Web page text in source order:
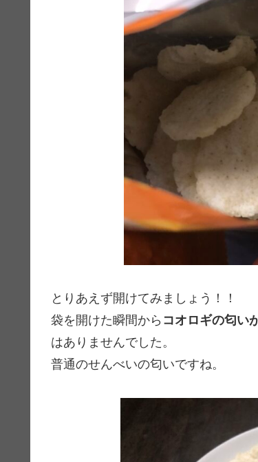
とりあえず開けてみましょう！！
袋を開けた瞬間から コオロギの匂い
はありませんでした。
普通のせんべいの匂いですね。